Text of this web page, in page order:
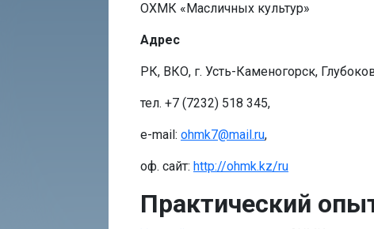
ОХМК «Масличных культур»
Адрес
РК, ВКО, г. Усть-Каменогорск,
тел. +7 (7232) 518 345,
e-mail: ohmk7@mail.ru,
оф. сайт: http://ohmk.kz/ru
Практический